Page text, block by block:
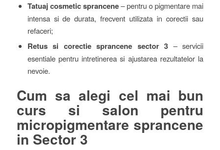
Tatuaj cosmetic sprancene– pentru o pigmentare mai
intensa si de durata, frecvent utilizata in corectii sau
refaceri;
Retus si corectie sprancene sector 3 – servicii
esentiale pentru intretinerea si ajustarea rezultatelor la
nevoie.
Cum sa alegi cel mai bun
curs si salon pentru
micropigmentare sprancene
in Sector 3